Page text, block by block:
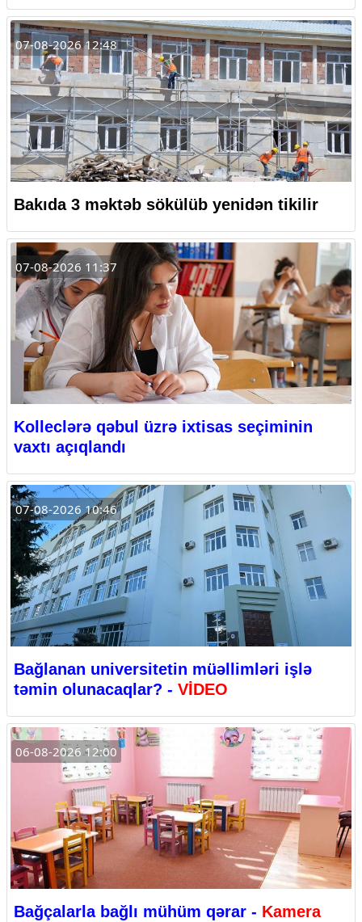
07-08-2026 12:48
Bakıda 3 məktəb sökülüb yenidən tikilir
07-08-2026 11:37
Kolleclərə qəbul üzrə ixtisas seçiminin
vaxtı açıqlandı
07-08-2026 10:46
Bağlanan universitetin müəllimləri işlə
təmin olunacaqlar? - VİDEO
06-08-2026 12:00
Bağçalarla bağlı mühüm qərar - Kamera